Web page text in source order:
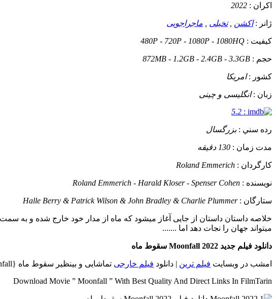
اکران : 2022
ژانر :اکشن ,تخیلی ماجراجویی
کيفيت : 480P - 720P - 1080P - 1080HQ
حجم : 872MB - 1.2GB - 2.4GB - 3.3GB
کشور :امریکا
زبان :انگلیسی و چینی
:
5.2
رده سني :بزرگسال
مدت زمان : 130 دقیقه
کارگردان : Roland Emmerich
نويسنده : Roland Emmerich - Harald Kloser - Spenser Cohen
ستارگان :Halle Berry & Patrick Wilson & John Bradley & Charlie Plummer
خلاصه داستان داستان از جایی آغاز میشود که ماه از مدار خود خارج شده و به
میتواند جهان را نجات دهد اما .......
دانلود فیلم جدید Moonfall 2022 سقوط ماه
امشب در وبسایت فیلم ترین | دانلود فیلم خارجی تماشایی و بینظیر سقوط ماه {Moonfall} با بهترین کیفیت های Full HD و لینک مستقیم تقدیم شما عزیزان میشود..
Download Movie ” Moonfall ” With Best Quality And Direct Links In FilmTarin